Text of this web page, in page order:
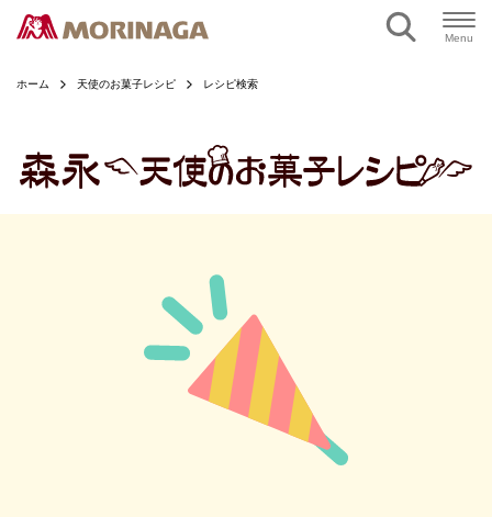
Menu
ホーム 天使のお菓子レシピ レシピ検索